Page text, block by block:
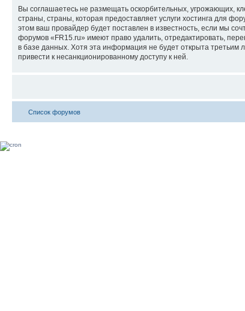
Вы соглашаетесь не размещать оскорбительных, угрожающих,
страны, страны, которая предоставляет услуги хостинга для
этом ваш провайдер будет поставлен в известность, если мы
форумов «FR15.ru» имеют право удалить, отредактировать,
в базе данных. Хотя эта информация не будет открыта третьим
привести к несанкционированному доступу к ней.
Список форумов